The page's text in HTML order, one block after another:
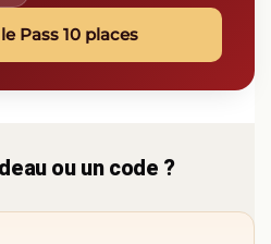
Pass 10 places
ou un code ?